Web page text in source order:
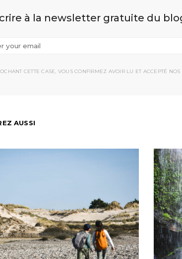
à la newsletter gratuite du
CETTE CASE, VOUS CONFIRMEZ AVOIR LU ET ACCEPTÉ
AUSSI